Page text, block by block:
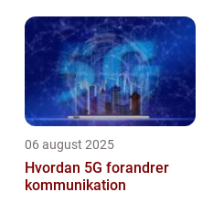
06 august 2025
Hvordan 5G forandrer
kommunikation